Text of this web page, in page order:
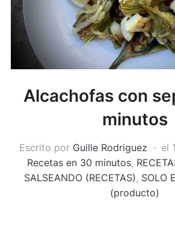
Alcachofas con
minutos
Escrito por Guille Rodriguez el
Recetas en 30 minutos,
SALSEANDO (RECETAS) , SOLO
(producto)